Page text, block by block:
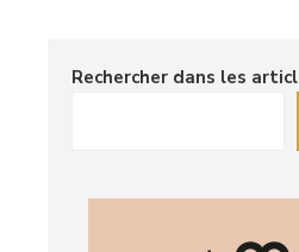
Rechercher dans les